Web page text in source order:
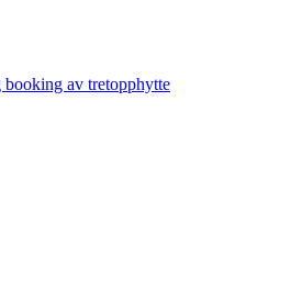
av tretopphytte